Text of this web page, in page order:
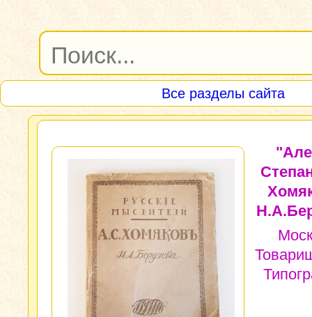
Все разделы сайта